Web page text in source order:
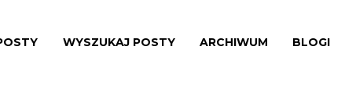
WYSZUKAJ POSTY ARCHIWUM BLOGI